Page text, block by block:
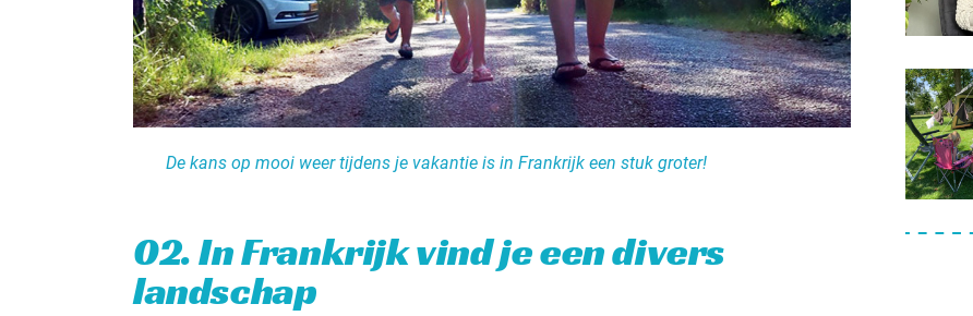
De kans op mooi weer tijdens je vakantie is in Frankrijk een stuk groter!
02. In Frankrijk vind je een divers
landschap